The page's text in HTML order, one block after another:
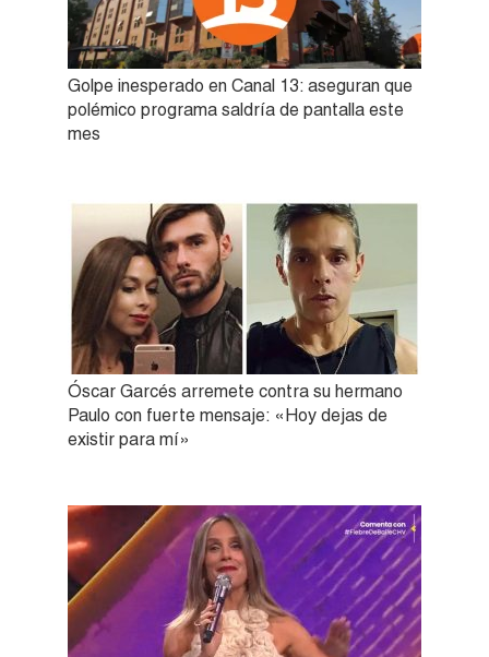
Golpe inesperado en Canal 13: aseguran que
polémico programa saldría de pantalla este
mes
Óscar Garcés arremete contra su hermano
Paulo con fuerte mensaje: «Hoy dejas de
existir para mí»